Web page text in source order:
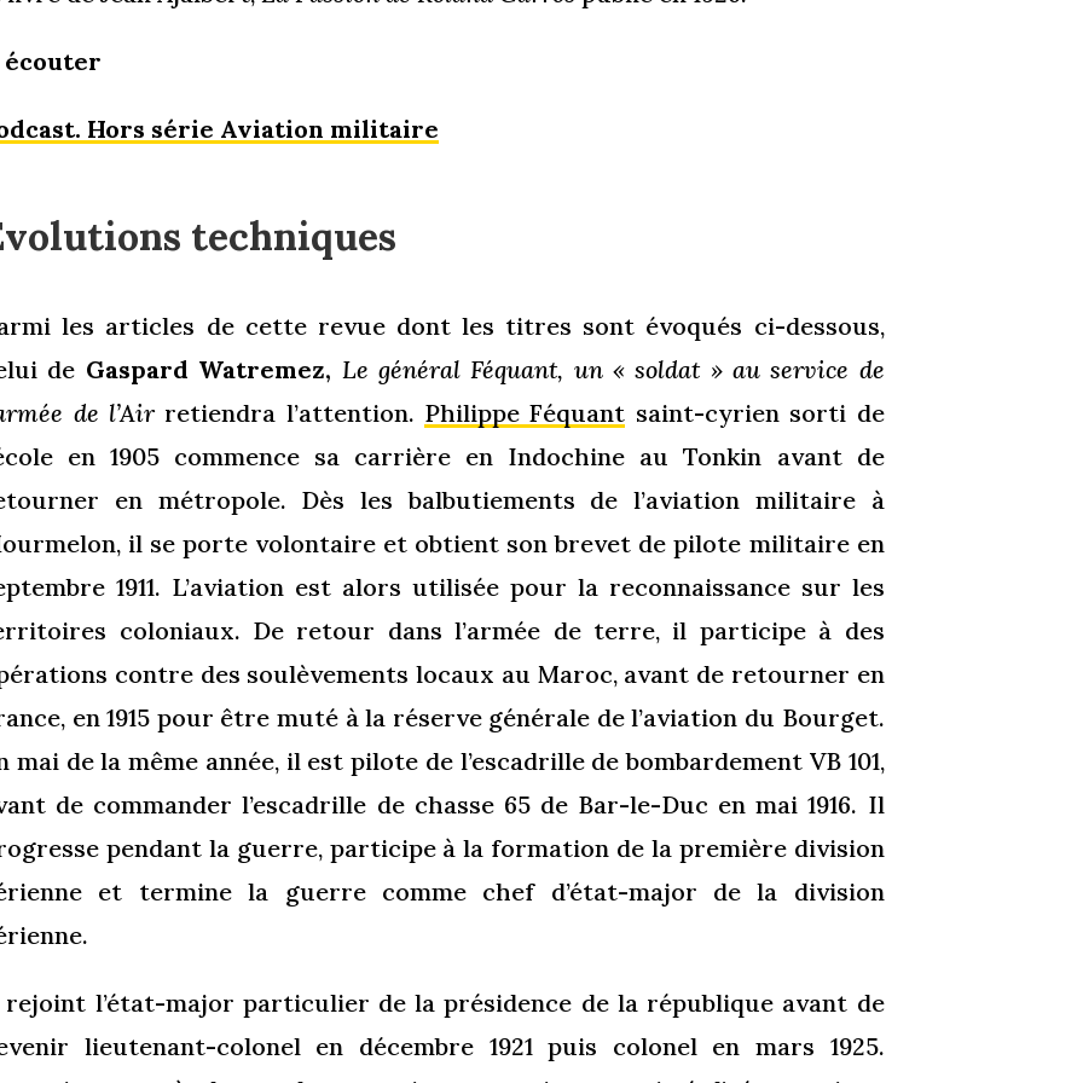
écouter
Hors série Aviation militaire
techniques
les articles de cette revue dont les titres sont évoqués ci-dessous,
de Gaspard Watremez, Le général Féquant, un « soldat » au service de
de l’Airretiendra l’attention. Philippe Féquant saint-cyrien sorti de
en 1905 commence sa carrière en Indochine au Tonkin avant de
en métropole. Dès les balbutiements de l’aviation militaire à
il se porte volontaire et obtient son brevet de pilote militaire en
1911. L’aviation est alors utilisée pour la reconnaissance sur les
coloniaux. De retour dans l’armée de terre, il participe à des
contre des soulèvements locaux au Maroc, avant de retourner en
en 1915 pour être muté à la réserve générale de l’aviation du Bourget.
mai de la même année, il est pilote de l’escadrille de bombardement VB 101,
de commander l’escadrille de chasse 65 de Bar-le-Duc en mai 1916. Il
pendant la guerre, participe à la formation de la première division
et termine la guerre comme chef d’état-major de la division
l’état-major particulier de la présidence de la république avant de
lieutenant-colonel en décembre 1921 puis colonel en mars 1925.